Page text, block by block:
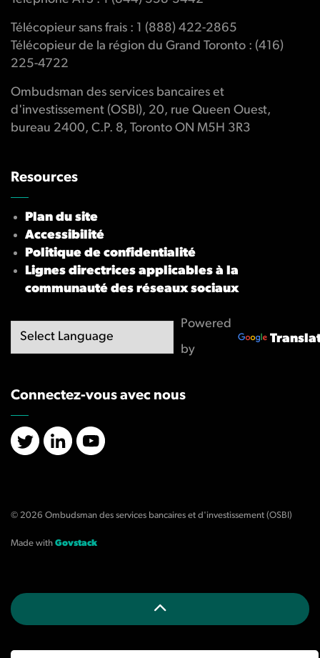
Télécopieur sans frais : 1 (888) 422-2865
Télécopieur de la région du Grand Toronto : (416)
225-4722
Ombudsman des services bancaires et
d'investissement (OSBI), 20, rue Queen Ouest,
bureau 2400, C.P. 8, Toronto ON M5H 3R3
Resources
Plan du site
Accessibilité
Politique de confidentialité
Lignes directrices applicables à la
communauté des réseaux sociaux
Powered
by
Connectez-vous avec nous
X/TwitterLinkedInYouTube
© 2026 Ombudsman des services bancaires et d'investissement (OSBI)
Made with Govstack